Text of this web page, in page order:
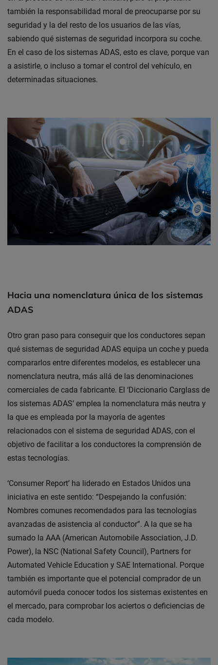
también la responsabilidad moral de preocuparse por su
seguridad y la del resto de los usuarios de las vías,
sabiendo qué sistemas de seguridad incorpora su coche.
En el caso de los sistemas ADAS, esto es clave, porque van
a asistirle, o incluso a tomar el control del vehículo, en
determinadas situaciones.
Hacia una nomenclatura única de los sistemas
ADAS
Otro gran paso para conseguir que los conductores sepan
qué sistemas de seguridad ADAS equipa un coche y pueda
compararlos entre diferentes modelos, es establecer una
nomenclatura neutra, más allá de las denominaciones
comerciales de cada fabricante. El ‘Diccionario Carglass de
los sistemas ADAS’ emplea la nomenclatura más neutra y
la que es empleada por la mayoría de agentes
relacionados con el sistema de seguridad ADAS, con el
objetivo de facilitar a los conductores la comprensión de
estas tecnologías.
‘Consumer Report’ ha liderado en Estados Unidos una
iniciativa en este sentido: “Despejando la confusión:
Nombres comunes recomendados para las tecnologías
avanzadas de asistencia al conductor”. A la que se ha
sumado la AAA (American Automobile Association, J.D.
Power), la NSC (National Safety Council), Partners for
Automated Vehicle Education y SAE International. Porque
también es importante que el potencial comprador de un
automóvil pueda conocer todos los sistemas existentes en
el mercado, para comprobar los aciertos o deficiencias de
cada modelo.